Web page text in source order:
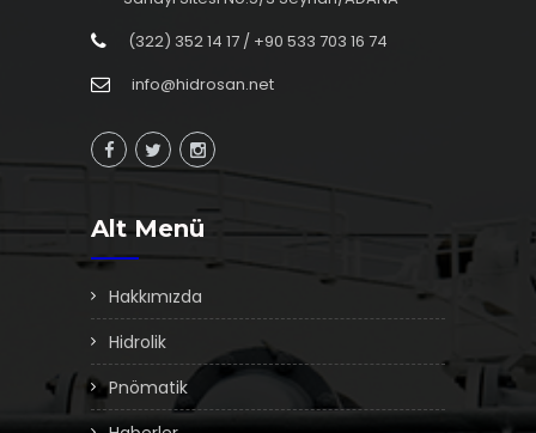
(322) 352 14 17 / +90 533 703 16 74
info@hidrosan.net
Alt Menü
Hakkımızda
Hidrolik
Pnömatik